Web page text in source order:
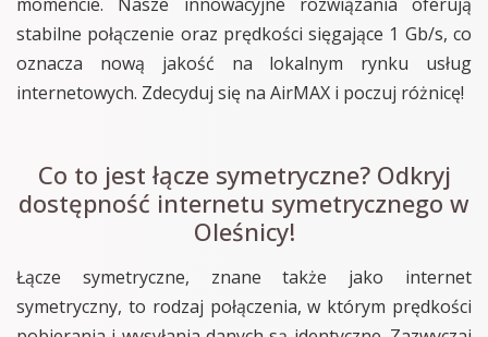
stabilne połączenie oraz prędkości sięgające 1 Gb/s, co
oznacza nową jakość na lokalnym rynku usług
internetowych. Zdecyduj się na AirMAX i poczuj różnicę!
Co to jest łącze symetryczne? Odkryj
dostępność internetu symetrycznego w
Oleśnicy!
Łącze symetryczne, znane także jako internet
symetryczny, to rodzaj połączenia, w którym prędkości